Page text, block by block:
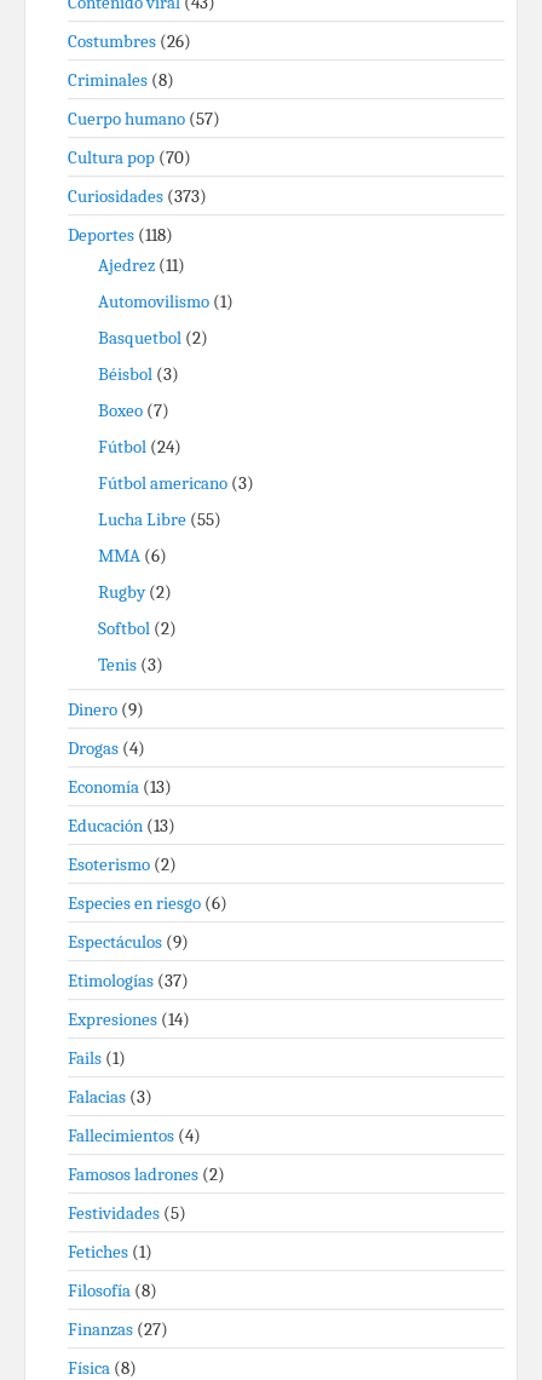
Costumbres (26)
Criminales (8)
Cuerpo humano (57)
Cultura pop (70)
Curiosidades (373)
Deportes (118)
Ajedrez (11)
Automovilismo (1)
Basquetbol (2)
Béisbol (3)
Boxeo (7)
Fútbol (24)
Fútbol americano (3)
Lucha Libre (55)
MMA (6)
Rugby(2)
Softbol (2)
Tenis (3)
Dinero (9)
Drogas (4)
Economía (13)
Educación (13)
Esoterismo (2)
Especies en riesgo (6)
Espectáculos (9)
Etimologías (37)
Expresiones (14)
Fails (1)
Falacias (3)
Fallecimientos (4)
Famosos ladrones (2)
Festividades (5)
Fetiches (1)
Filosofía (8)
Finanzas (27)
Física (8)